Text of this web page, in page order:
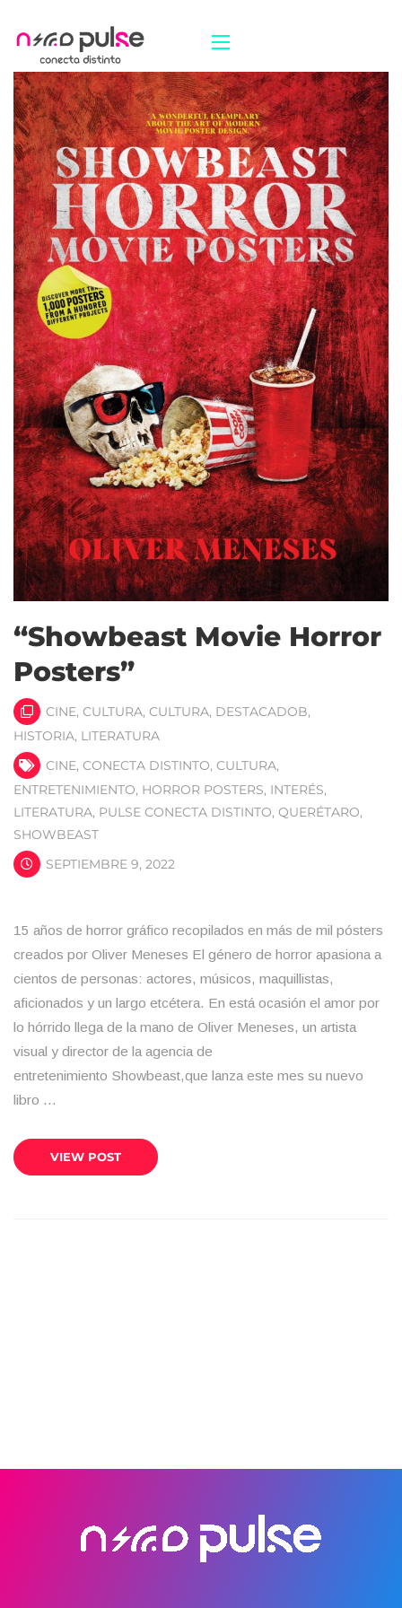
“Showbeast Movie Horror
Posters”
CINE, CULTURA, CULTURA, DESTACADOB,
HISTORIA, LITERATURA
CINE, CONECTA DISTINTO, CULTURA,
ENTRETENIMIENTO, HORROR POSTERS, INTERÉS,
LITERATURA, PULSE CONECTA DISTINTO, QUERÉTARO,
SHOWBEAST
SEPTIEMBRE 9, 2022
15 años de horror gráfico recopilados en más de mil pósters
creados por Oliver Meneses El género de horror apasiona a
cientos de personas: actores, músicos, maquillistas,
aficionados y un largo etcétera. En está ocasión el amor por
lo hórrido llega de la mano de Oliver Meneses, un artista
visual y director de la agencia de
entretenimiento Showbeast,que lanza este mes su nuevo
libro …
VIEW POST